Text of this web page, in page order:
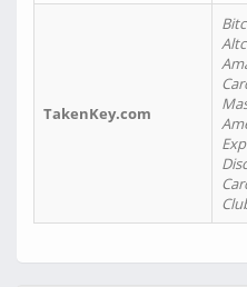
TakenKey.com